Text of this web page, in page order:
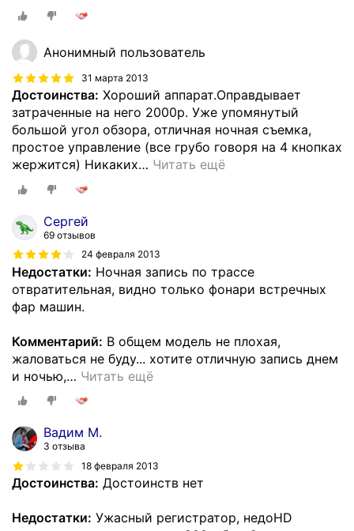
Анонимный пользователь
31 марта 2013
Достоинства: Хороший аппарат.Оправдывает
затраченные на него 2000р. Уже упомянутый
большой угол обзора, отличная ночная съемка,
простое управление (все грубо говоря на 4 кнопках
жержится) Никаких… Читать ещё
Сергей
69 отзывов
24 февраля 2013
Недостатки: Ночная запись по трассе
отвратительная, видно только фонари встречных
фар машин.
Комментарий: В общем модель не плохая,
жаловаться не буду... хотите отличную запись днем
и ночью,… Читать ещё
Вадим М.
3 отзыва
18 февраля 2013
Достоинства: Достоинств нет
Недостатки: Ужасный регистратор, недоHD